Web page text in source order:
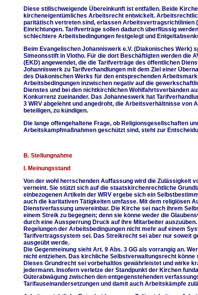
Diese stillschweigende Übereinkunft ist entfallen. Beide
kircheneigentümliches Arbeitsrecht entwickelt.
paritätisch vertreten sind, erlassen Arbeitsvertragsrichtlinien
Einrichtungen. Tarifverträge sollen dadurch überflüssig
schlechtere Arbeitsbedingungen festgelegt und
Beim Evangelischen Johanniswerk e.V. (Diakonisches
Simeonsstift in Vlotho. Für die dort Beschäftigten werden die
(EKD) angewendet, die die Tarifverträge des öffentlichen
Johanniswerk zu Tarifverhandlungen mit dem Ziel einer
des Diakonischen Werks für den entsprechenden
Arbeitsbedingungen inzwischen negativ auf die
Dienstes und bei den nichtkirchlichen Wohlfahrtsverbänden
Konkurrenz zueinander. Das Johanneswerk hat
3 WRV abgelehnt und angedroht, die Arbeitsverhältnisse
beteiligen, zu kündigen.
Die lange offengehaltene Frage, ob Religionsgesellschaften
Arbeitskampfmaßnahmen geschützt sind, steht zur
B. Stellungnahme
I. Meinungsstand
Von der wohl herrschenden Auffassung wird die Zulässigkeit
verneint. Sie stützt sich auf die staatskirchenrechtliche
einbezogenen Artikeln der WRV ergebe sich ein
auch die karitativen Tätigkeiten umfasse. Mit dem religiösen
Dienstverfassung unvereinbar. Die Kirche sei nach ihrem
einem Streik zu begegnen; denn sie könne weder die
durch eine Aussperrung Druck auf ihre Mitarbeiter
Regelungen der Arbeitsbedingungen nicht mehr auf einem
Tarifvertragssystem sei. Das Streikrecht sei aber nur soweit
ausgeübt werde.
Die Gegenmeinung sieht Art. 9 Abs. 3 GG als vorrangig an.
nicht entziehen. Das kirchliche Selbstverwaltungsrecht
Dieses Grundrecht sei vorbehaltlos gewährleistet und wirke
jedermann. Insofern verletze der Standpunkt der Kirchen
Güterabwägung zwischen den entgegenstehenden
Tarifauseinandersetzungen und damit auch Arbeitskämpfe